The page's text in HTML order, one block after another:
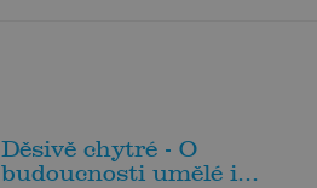
Děsivě chytré - O
budoucnosti umělé i...